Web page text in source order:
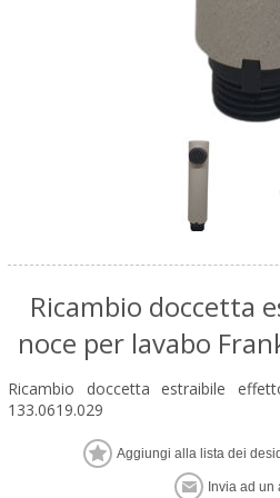
Ricambio doccetta
noce per lavabo
Ricambio doccetta estraibile
133.0619.029